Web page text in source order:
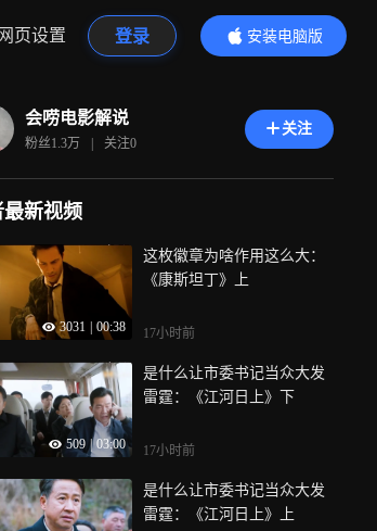
网页设置 登录
安装电脑版
内容更精彩
会唠电影解说
粉丝1.3万 | 关注0
关注
最新视频
3031 00:38
这枚徽章为啥作用这么大：
《康斯坦丁》上
17小时前
509 | 03:00
是什么让市委书记当众大发
雷霆：《江河日上》下
17小时前
是什么让市委书记当众大发
雷霆：《江河日上》上